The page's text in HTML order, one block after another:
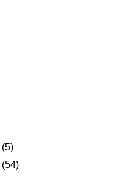
(5)
(54)